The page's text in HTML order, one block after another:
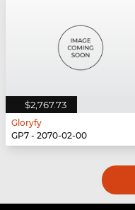
$2,767.73
Gloryfy
GP7 - 2070-02-00